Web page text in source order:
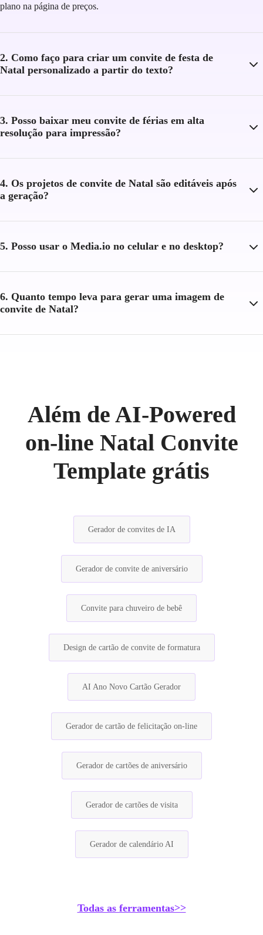
plano na página de preços.
2. Como faço para criar um convite de festa de
Natal personalizado a partir do texto?
3. Posso baixar meu convite de férias em alta
resolução para impressão?
4. Os projetos de convite de Natal são editáveis após
a geração?
5. Posso usar o Media.io no celular e no desktop?
6. Quanto tempo leva para gerar uma imagem de
convite de Natal?
Além de AI-Powered
on-line Natal Convite
Template grátis
Gerador de convites de IA
Gerador de convite de aniversário
Convite para chuveiro de bebê
Design de cartão de convite de formatura
AI Ano Novo Cartão Gerador
Gerador de cartão de felicitação on-line
Gerador de cartões de aniversário
Gerador de cartões de visita
Gerador de calendário AI
Todas as ferramentas>>